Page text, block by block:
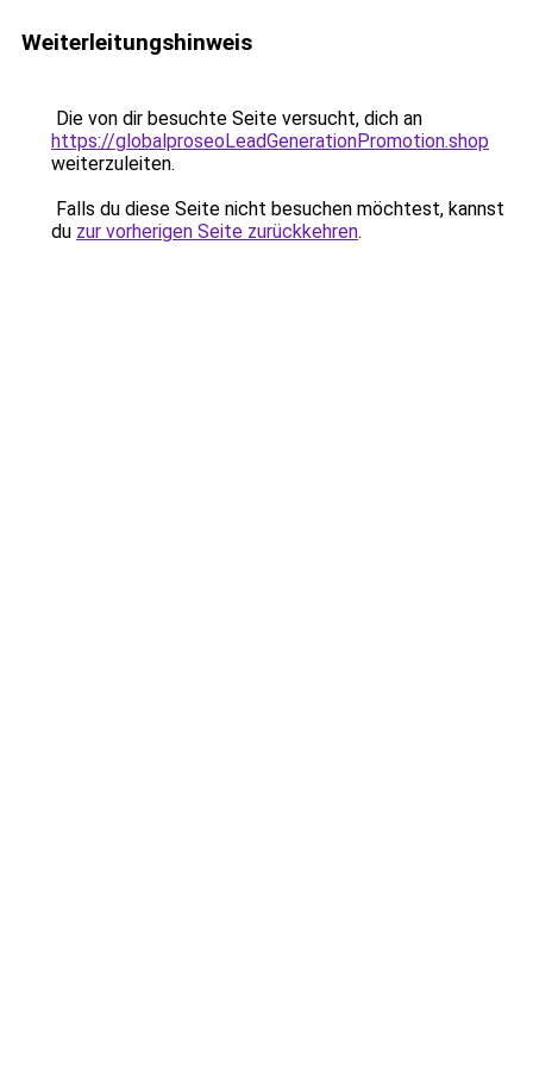
Weiterleitungshinweis
Die von dir besuchte Seite versucht, dich an
https://globalproseoLeadGenerationPromotion.shop
weiterzuleiten.
Falls du diese Seite nicht besuchen möchtest, kannst
du zur vorherigen Seite zurückkehren.